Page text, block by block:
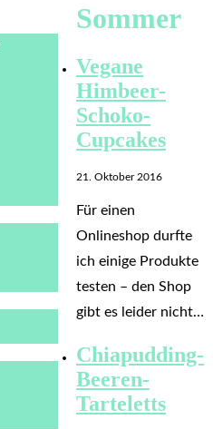
Sommer
Vegane
Himbeer-
Schoko-
Cupcakes
21. Oktober 2016
Für einen
Onlineshop durfte
ich einige Produkte
testen – den Shop
gibt es leider nicht…
Chiapudding-
Beeren-
Tarteletts